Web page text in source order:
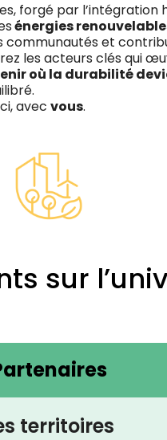
forgé par l’intégration
énergies
et
les acteurs clés qui
où la durabilité
avec vous.
sur
territoires